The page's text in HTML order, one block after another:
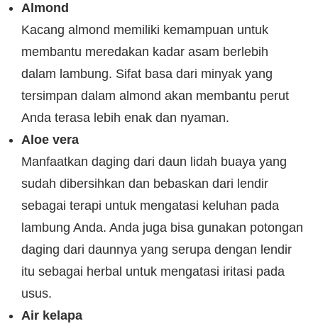
Almond
Kacang almond memiliki kemampuan untuk
membantu meredakan kadar asam berlebih
dalam lambung. Sifat basa dari minyak yang
tersimpan dalam almond akan membantu perut
Anda terasa lebih enak dan nyaman.
Aloe vera
Manfaatkan daging dari daun lidah buaya yang
sudah dibersihkan dan bebaskan dari lendir
sebagai terapi untuk mengatasi keluhan pada
lambung Anda. Anda juga bisa gunakan potongan
daging dari daunnya yang serupa dengan lendir
itu sebagai herbal untuk mengatasi iritasi pada
usus.
Air kelapa